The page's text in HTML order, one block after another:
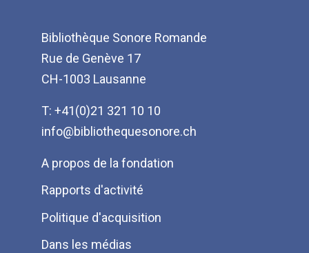
Bibliothèque Sonore Romande
Rue de Genève 17
CH-1003 Lausanne
T: +41(0)21 321 10 10
info@bibliothequesonore.ch
Menu
Pied
de
page
A propos de la fondation
Rapports d'activité
Politique d'acquisition
Dans les médias